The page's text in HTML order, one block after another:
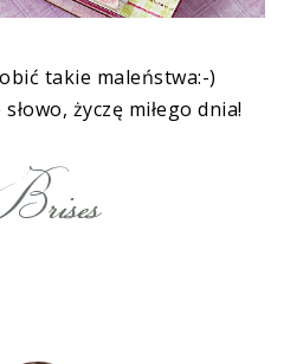
takie maleństwa:-)
życzę miłego dnia!